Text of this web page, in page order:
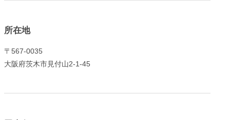
所在地
〒567-0035
大阪府茨木市見付山2-1-45